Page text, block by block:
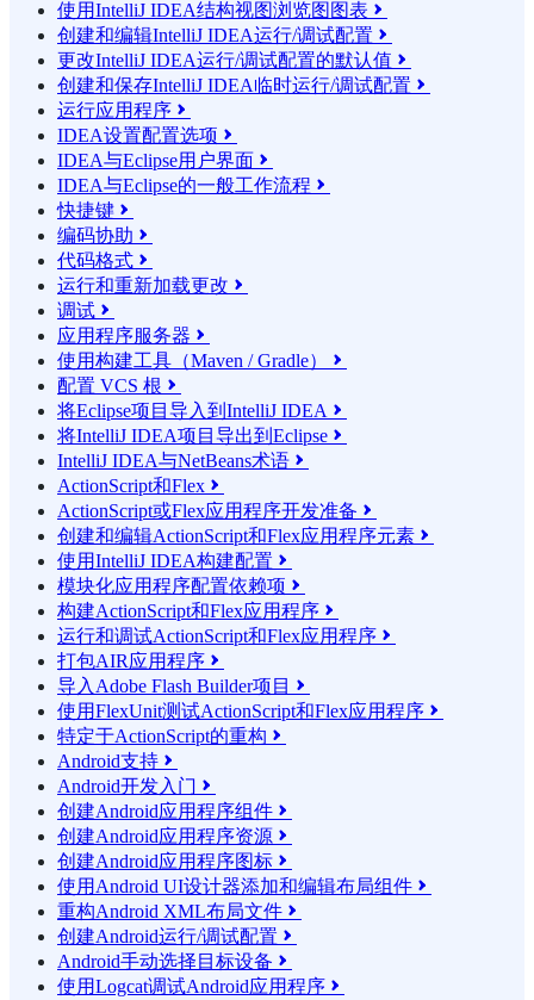
使用IntelliJ IDEA结构视图浏览图图表 
创建和编辑IntelliJ IDEA运行/调试配置 
更改IntelliJ IDEA运行/调试配置的默认值 
创建和保存IntelliJ IDEA临时运行/调试配置 
运行应用程序 
IDEA设置配置选项 
IDEA与Eclipse用户界面 
IDEA与Eclipse的一般工作流程 
快捷键 
编码协助 
代码格式 
运行和重新加载更改 
调试 
应用程序服务器 
使用构建工具（Maven / Gradle） 
配置 VCS 根 
将Eclipse项目导入到IntelliJ IDEA 
将IntelliJ IDEA项目导出到Eclipse 
IntelliJ IDEA与NetBeans术语 
ActionScript和Flex 
ActionScript或Flex应用程序开发准备 
创建和编辑ActionScript和Flex应用程序元素 
使用IntelliJ IDEA构建配置 
模块化应用程序配置依赖项 
构建ActionScript和Flex应用程序 
运行和调试ActionScript和Flex应用程序 
打包AIR应用程序 
导入Adobe Flash Builder项目 
使用FlexUnit测试ActionScript和Flex应用程序 
特定于ActionScript的重构 
Android支持 
Android开发入门 
创建Android应用程序组件 
创建Android应用程序资源 
创建Android应用程序图标 
使用Android UI设计器添加和编辑布局组件 
重构Android XML布局文件 
创建Android运行/调试配置 
Android手动选择目标设备 
使用Logcat调试Android应用程序 